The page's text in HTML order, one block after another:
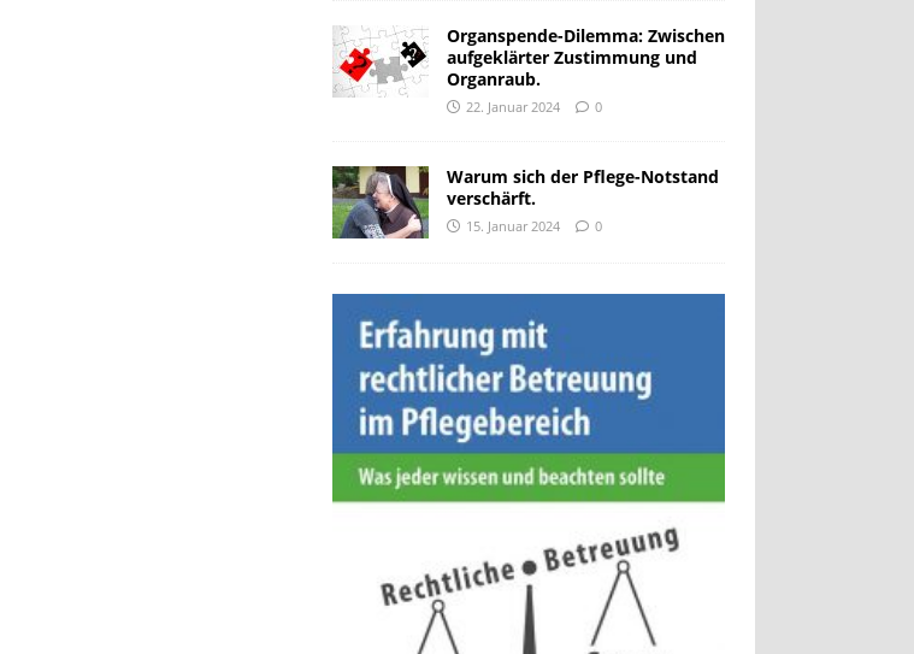
Organspende-Dilemma: Zwischen
aufgeklärter Zustimmung und
Organraub.
22. Januar 2024 0
Warum sich der Pflege-Notstand
verschärft.
15. Januar 2024 0